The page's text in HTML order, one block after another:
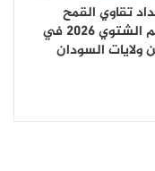
تقاوي القمح
للموسم الشتوي 2026 في
ولايات السودان